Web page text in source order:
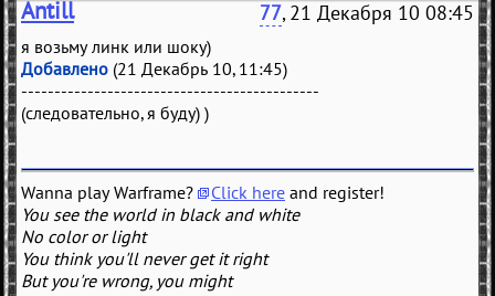
Antill 77, 21 Декабря 10 08:45
я возьму линк или шоку)
Добавлено (21 Декабрь 10, 11:45)
---------------------------------------------
(следовательно, я буду) )
Wanna play Warframe? Click here and register!
You see the world in black and white
No color or light
You think you'll never get it right
But you're wrong, you might